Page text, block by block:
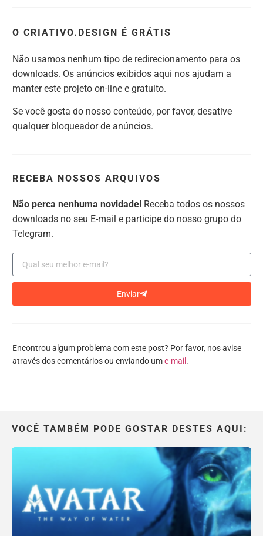
O CRIATIVO.DESIGN É GRÁTIS
Não usamos nenhum tipo de redirecionamento para os
downloads. Os anúncios exibidos aqui nos ajudam a
manter este projeto on-line e gratuito.
Se você gosta do nosso conteúdo, por favor, desative
qualquer bloqueador de anúncios.
RECEBA NOSSOS ARQUIVOS
Não perca nenhuma novidade! Receba todos os nossos
downloads no seu E-mail e participe do nosso grupo do
Telegram.
Enviar
Encontrou algum problema com este post? Por favor, nos avise
através dos comentários ou enviando ume-mail.
VOCÊ TAMBÉM PODE GOSTAR DESTES AQUI: